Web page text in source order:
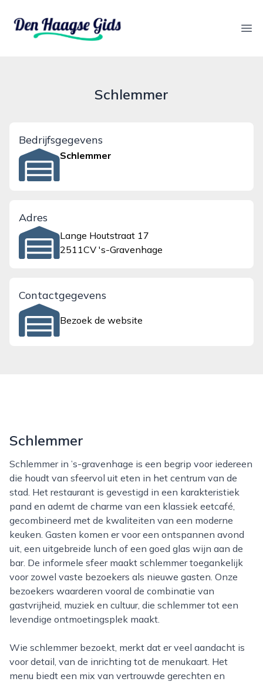
denhaagsegids.nl
Schlemmer
Bedrijfsgegevens
Schlemmer
Adres
Lange Houtstraat 17
2511CV 's-Gravenhage
Contactgegevens
Bezoek de website
Schlemmer
Schlemmer in ’s-gravenhage is een begrip voor iedereen
die houdt van sfeervol uit eten in het centrum van de
stad. Het restaurant is gevestigd in een karakteristiek
pand en ademt de charme van een klassiek eetcafé,
gecombineerd met de kwaliteiten van een moderne
keuken. Gasten komen er voor een ontspannen avond
uit, een uitgebreide lunch of een goed glas wijn aan de
bar. De informele sfeer maakt schlemmer toegankelijk
voor zowel vaste bezoekers als nieuwe gasten. Onze
bezoekers waarderen vooral de combinatie van
gastvrijheid, muziek en cultuur, die schlemmer tot een
levendige ontmoetingsplek maakt.
Wie schlemmer bezoekt, merkt dat er veel aandacht is
voor detail, van de inrichting tot de menukaart. Het
menu biedt een mix van vertrouwde gerechten en